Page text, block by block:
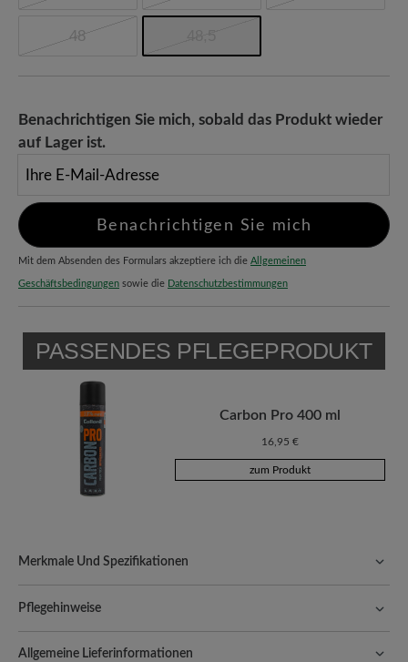
48
Benachrichtigen Sie mich, sobald das Produkt wieder
auf Lager ist.
Benachrichtigen Sie mich
Mit dem Absenden des Formulars akzeptiere ich die Allgemeinen
Geschäftsbedingungen sowie die Datenschutzbestimmungen
PASSENDES PFLEGEPRODUKT
Carbon Pro 400 ml
16,95 €
zum Produkt
Merkmale Und Spezifikationen
Natürlich geformte Schuhe, handgefertigt hergestellt.
Komfort für jeden Schritt:Textil überzeugt durch seine Leichtigkeit
und Atmungsaktivität. Zudem passt sich das flexible Material ideal
Pflegehinweise
richtigen Pflege bleiben sie frisch, farbintensiv und optimal
Allgemeine Lieferinformationen